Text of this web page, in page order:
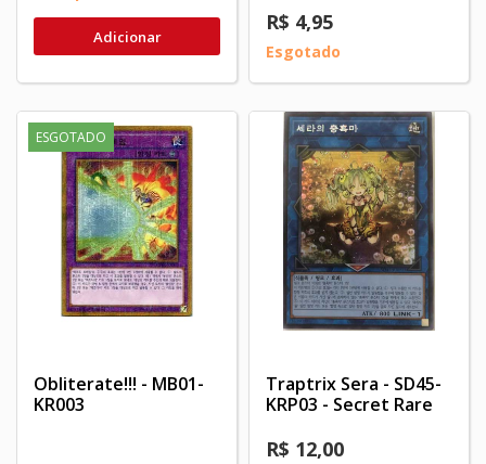
Adicionar
R$ 4,95
Esgotado
ESGOTADO
Obliterate!!! - MB01-
KR003‬‬
Traptrix Sera - SD45-
KRP03 - Secret Rare
R$ 12,00